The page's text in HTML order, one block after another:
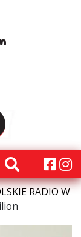
RADIO W